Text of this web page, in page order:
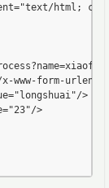
html;
www-form-
>
>